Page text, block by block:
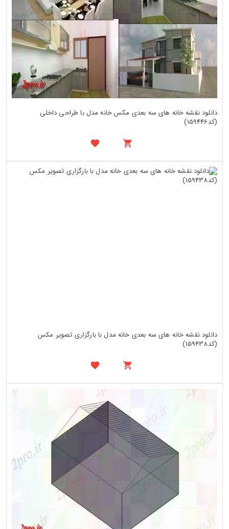
دانلود نقشه خانه های سه بعدی مکس خانه مدل با طراحی داخلی
(کد159446)
دانلود نقشه خانه های سه بعدی خانه مدل با بارگزاری تصویر مکس
(کد159438)